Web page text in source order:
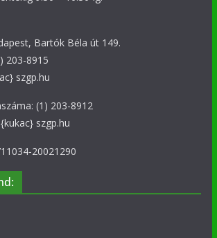
Bartók Béla út 149.
203-8915
szgp.hu
(1) 203-8912
szgp.hu
20021290